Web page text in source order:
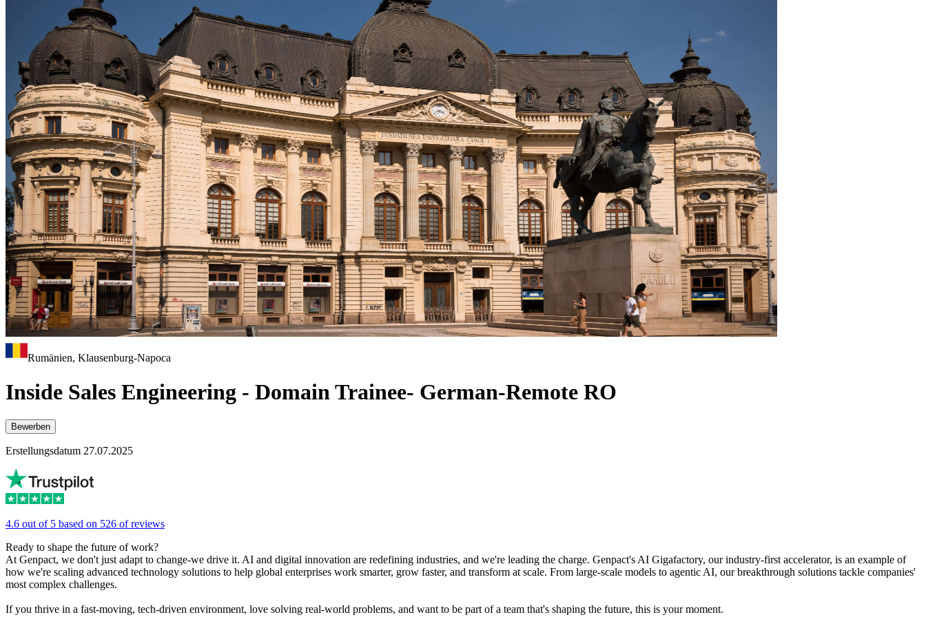
Rumänien, Klausenburg-Napoca
Inside Sales Engineering - Domain Trainee- German-Remote RO
Bewerben
Erstellungsdatum 27.07.2025
4.6 out of 5 based on 526 of reviews
Ready to shape the future of work?
At Genpact, we don't just adapt to change-we drive it. AI and digital innovation are redefining industries, and we're leading the charge. Genpact's AI Gigafactory, our industry-first accelerator, is an example of
how we're scaling advanced technology solutions to help global enterprises work smarter, grow faster, and transform at scale. From large-scale models to agentic AI, our breakthrough solutions tackle companies'
most complex challenges.
If you thrive in a fast-moving, tech-driven environment, love solving real-world problems, and want to be part of a team that's shaping the future, this is your moment.